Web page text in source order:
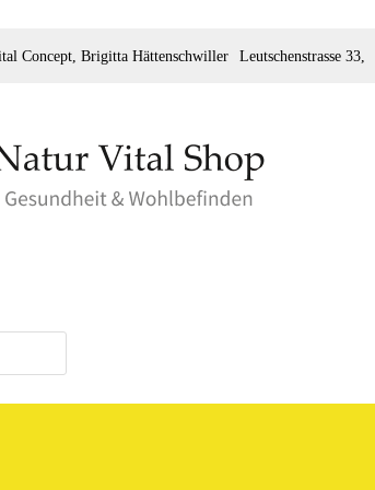
Concept, Brigitta Hättenschwiller Leutschenstrasse 33,